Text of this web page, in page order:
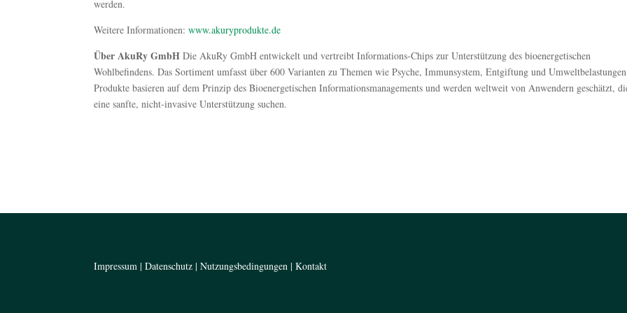
werden.
Weitere Informationen:www.akuryprodukte.de
Über AkuRy GmbH Die AkuRy GmbH entwickelt und vertreibt Informations-Chips zur Unterstützung des bioenergetischen
Wohlbefindens. Das Sortiment umfasst über 600 Varianten zu Themen wie Psyche, Immunsystem, Entgiftung und
Produkte basieren auf dem Prinzip des Bioenergetischen Informationsmanagements und werden weltweit von Anwendern geschätzt,
eine sanfte, nicht-invasive Unterstützung suchen.
Impressum |Datenschutz |Nutzungsbedingungen |Kontakt